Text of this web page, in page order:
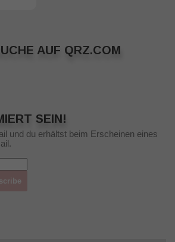
AUF QRZ.COM
SEIN!
und du erhältst beim Erscheinen eines